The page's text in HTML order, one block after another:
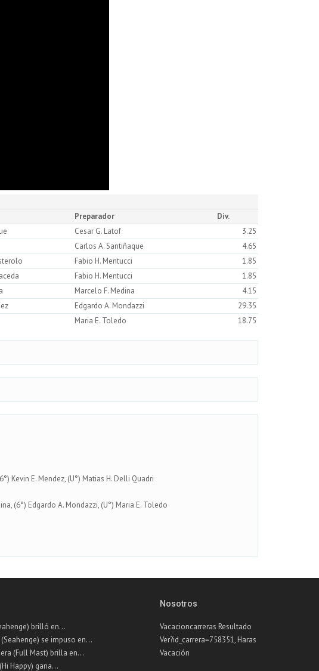
Preparador
Div.
Cesar G. Latof
3.25
Carlos A. Santiñaque
4.65
Fabio H. Mentucci
1.85
Fabio H. Mentucci
1.85
Marcelo F. Medina
4.15
Edgardo A. Mondazzi
29.35
Maria E. Toledo 18.75
Kevin E. Mendez, (U°) Matias H. Delli Quadri
(6°) Edgardo A. Mondazzi, (U°) Maria E. Toledo
brilló en...
(Seahenge) se impuso en...
(Full Mast) brilla en...
Happy) gana...
Nosotros
Vacacioncarreras Resultado
Ver?id_carrera=758351, Haras
Vacación